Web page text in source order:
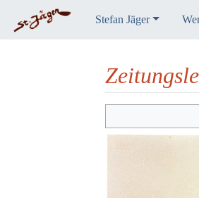
Stefan Jäger